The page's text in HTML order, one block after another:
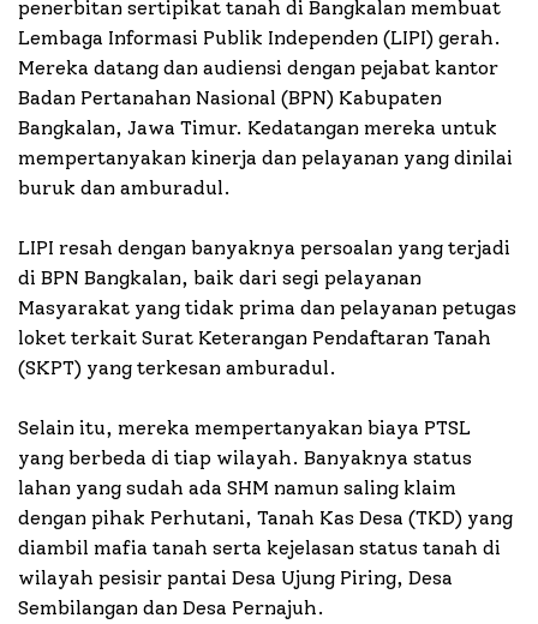
penerbitan sertipikat tanah di Bangkalan membuat
Lembaga Informasi Publik Independen (LIPI) gerah.
Mereka datang dan audiensi dengan pejabat kantor
Badan Pertanahan Nasional (BPN) Kabupaten
Bangkalan, Jawa Timur. Kedatangan mereka untuk
mempertanyakan kinerja dan pelayanan yang dinilai
buruk dan amburadul.
LIPI resah dengan banyaknya persoalan yang terjadi
di BPN Bangkalan, baik dari segi pelayanan
Masyarakat yang tidak prima dan pelayanan petugas
loket terkait Surat Keterangan Pendaftaran Tanah
(SKPT) yang terkesan amburadul.
Selain itu, mereka mempertanyakan biaya PTSL
yang berbeda di tiap wilayah. Banyaknya status
lahan yang sudah ada SHM namun saling klaim
dengan pihak Perhutani, Tanah Kas Desa (TKD) yang
diambil mafia tanah serta kejelasan status tanah di
wilayah pesisir pantai Desa Ujung Piring, Desa
Sembilangan dan Desa Pernajuh.